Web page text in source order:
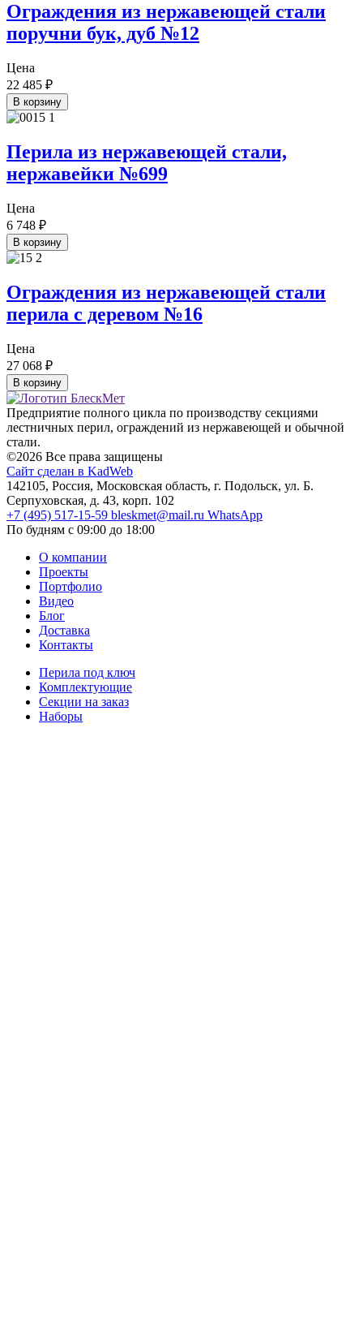
Ограждения из нержавеющей стали
поручни бук, дуб №12
Цена
22 485 ₽
В корзину
Перила из нержавеющей стали,
нержавейки №699
Цена
6 748 ₽
В корзину
Ограждения из нержавеющей стали
перила с деревом №16
Цена
27 068 ₽
В корзину
Предприятие полного цикла по производству секциями
лестничных перил, ограждений из нержавеющей и обычной
стали.
©2026 Все права защищены
Сайт сделан в KadWeb
142105, Россия, Московская область, г. Подольск, ул. Б.
Серпуховская, д. 43, корп. 102
+7 (495) 517-15-59 bleskmet@mail.ru WhatsApp
По будням с 09:00 до 18:00
О компании
Проекты
Портфолио
Видео
Блог
Доставка
Контакты
Перила под ключ
Комплектующие
Секции на заказ
Наборы